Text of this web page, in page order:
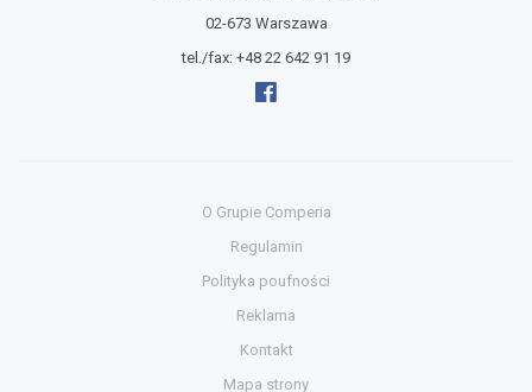
02-673 Warszawa
tel./fax: +48 22 642 91 19
O Grupie Comperia
Regulamin
Polityka poufności
Reklama
Kontakt
Mapa strony